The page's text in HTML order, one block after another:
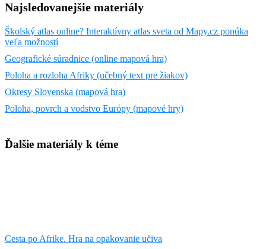
Najsledovanejšie materiály
Školský atlas online? Interaktívny atlas sveta od Mapy.cz ponúka
veľa možností
Geografické súradnice (online mapová hra)
Poloha a rozloha Afriky (učebný text pre žiakov)
Okresy Slovenska (mapová hra)
Poloha, povrch a vodstvo Európy (mapové hry)
Ďalšie materiály k téme
Cesta po Afrike. Hra na opakovanie učiva